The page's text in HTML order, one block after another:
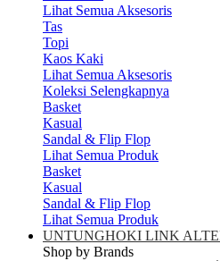
Lihat Semua Aksesoris
Tas
Topi
Kaos Kaki
Lihat Semua Aksesoris
Koleksi Selengkapnya
Basket
Kasual
Sandal & Flip Flop
Lihat Semua Produk
Basket
Kasual
Sandal & Flip Flop
Lihat Semua Produk
UNTUNGHOKI LINK
Shop by Brands